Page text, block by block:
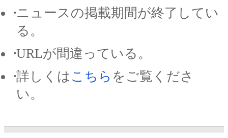
ニュースの掲載期間が終了してい
る。
URLが間違っている。
詳しくは こちら をご覧くださ
い。